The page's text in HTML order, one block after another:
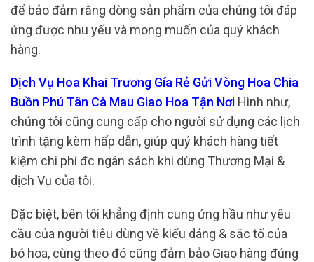
để bảo đảm rằng dòng sản phẩm của chúng tôi đáp
ứng được nhu yếu và mong muốn của quý khách
hàng.
Dịch Vụ Hoa Khai Trương Gía Rẻ Gửi Vòng Hoa Chia
Buồn Phú Tân Cà Mau Giao Hoa Tận Nơi Hình như,
chúng tôi cũng cung cấp cho người sử dụng các lịch
trình tặng kèm hấp dẫn, giúp quý khách hàng tiết
kiệm chi phí đc ngân sách khi dùng Thương Mại &
dịch Vụ của tôi.
Đặc biệt, bên tôi khẳng định cung ứng hầu như yêu
cầu của người tiêu dùng về kiểu dáng & sắc tố của
bó hoa, cùng theo đó cũng đảm bảo Giao hàng đúng